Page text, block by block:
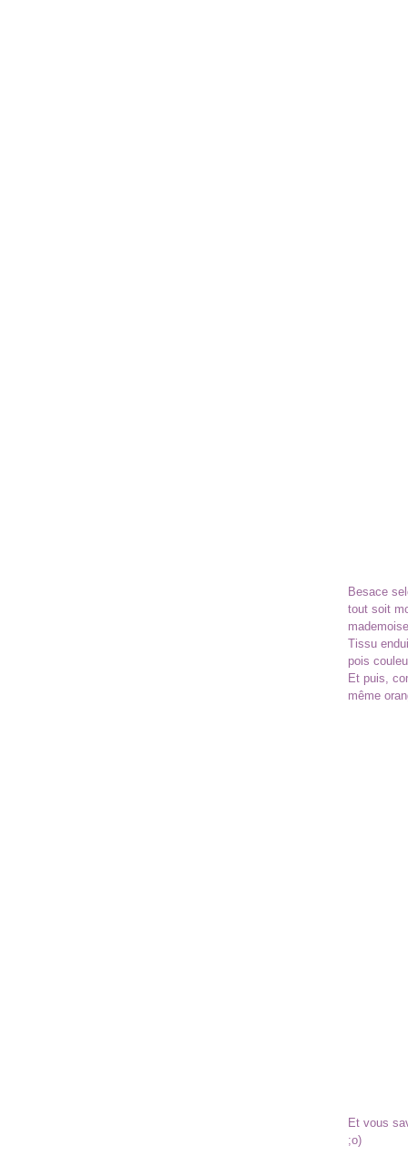
Besace
tout soit
Tissu
pois
Et puis,
même
Et vous
;o)